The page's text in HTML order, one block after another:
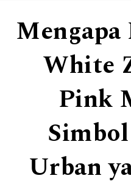
White
Pink
Urban